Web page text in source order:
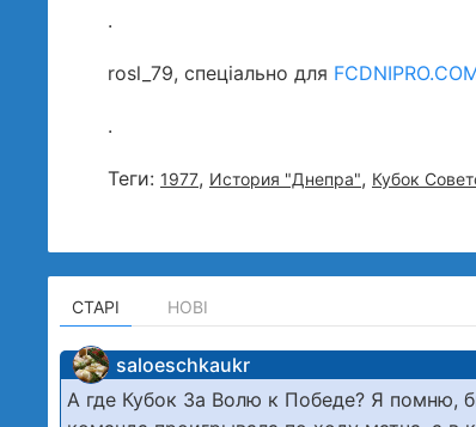
.
rosl_79, спеціально для
.
Теги: 1977, История "Днепра", Кубок
СТАРІ НОВІ
saloeschkaukr
А где Кубок За Волю к Победе? Я помню,